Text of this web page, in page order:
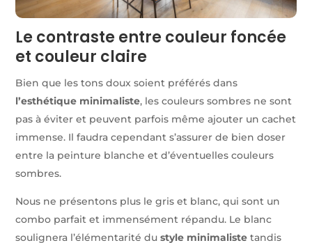
Le contraste entre couleur foncée
et couleur claire
Bien que les tons doux soient préférés dans
l’esthétique minimaliste, les couleurs sombres ne sont
pas à éviter et peuvent parfois même ajouter un cachet
immense. Il faudra cependant s’assurer de bien doser
entre la peinture blanche et d’éventuelles couleurs
sombres.
Nous ne présentons plus le gris et blanc, qui sont un
combo parfait et immensément répandu. Le blanc
soulignera l’élémentarité dustyle minimaliste tandis